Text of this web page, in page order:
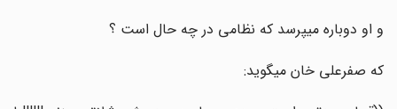
و او دوباره میپرسد که نظامی در چه حال است ؟
که صفرعلی خان میگوید: